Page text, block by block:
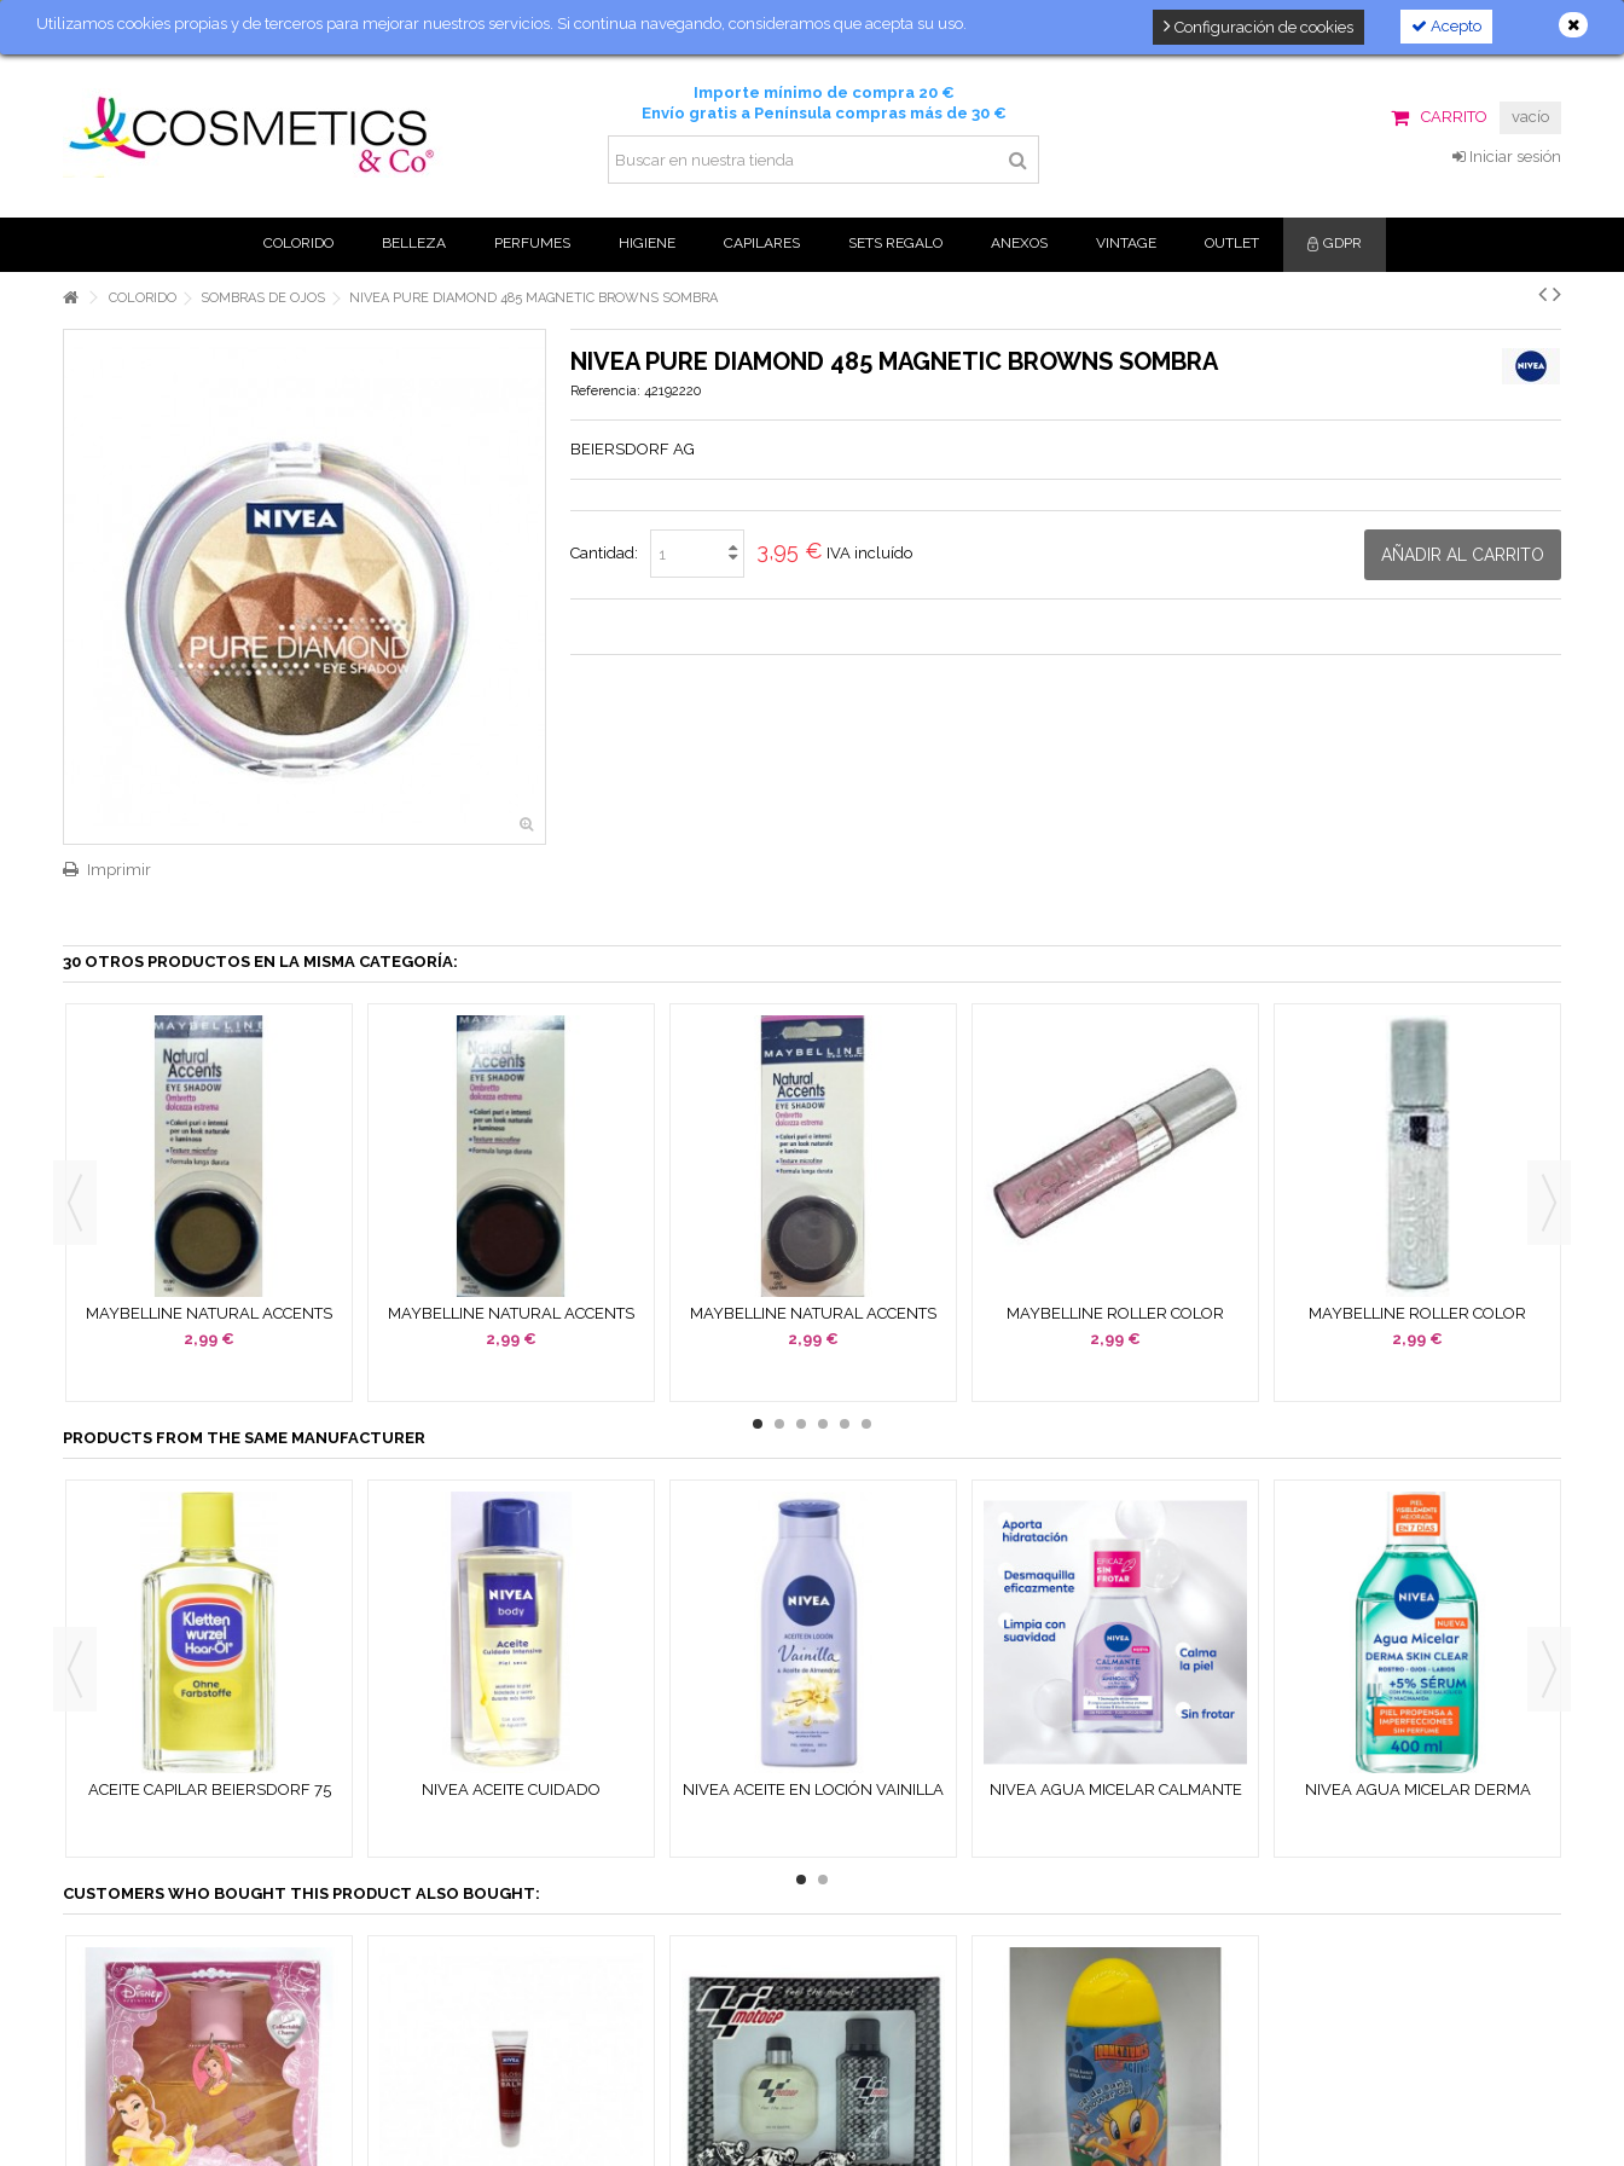
Utilizamos cookies propias y de terceros para mejorar nuestros servicios. Si continua navegando, consideramos que acepta su uso. Acepto
Configuración de cookies
Importe mínimo de compra 20 €
Envío gratis a Península compras más de 30 €
CARRITO vacío
Iniciar sesión
COLORIDO BELLEZA PERFUMES HIGIENE CAPILARES SETS REGALO ANEXOS VINTAGE OUTLET GDPR
COLORIDO SOMBRAS DE OJOS NIVEA PURE DIAMOND 485 MAGNETIC BROWNS SOMBRA
Imprimir
NIVEA PURE DIAMOND 485 MAGNETIC BROWNS SOMBRA
Referencia: 42192220
BEIERSDORF AG
AÑADIR AL CARRITO
Cantidad: 3,95 € IVA incluído
30 OTROS PRODUCTOS EN LA MISMA CATEGORÍA:
MAYBELLINE NATURAL ACCENTS
SOMBRA DE OJOS KAKI / KHAKI
2,99 €
MAYBELLINE NATURAL ACCENTS
SOMBRA OJOS WILD PLUM /
2,99 €
MAYBELLINE NATURAL ACCENTS
SOMBRA OJOS PHANTOM GREY /...
2,99 €
MAYBELLINE ROLLER COLOR
SOMBRA DE OJOS 002 GO GO
2,99 €
MAYBELLINE ROLLER COLOR
SOMBRA DE OJOS 007 IN LINE ICE
2,99 €
PRODUCTS FROM THE SAME MANUFACTURER
ACEITE CAPILAR BEIERSDORF 75
NIVEA ACEITE CUIDADO
NIVEA ACEITE EN LOCIÓN VAINILLA
NIVEA AGUA MICELAR CALMANTE
NIVEA AGUA MICELAR DERMA
CUSTOMERS WHO BOUGHT THIS PRODUCT ALSO BOUGHT: